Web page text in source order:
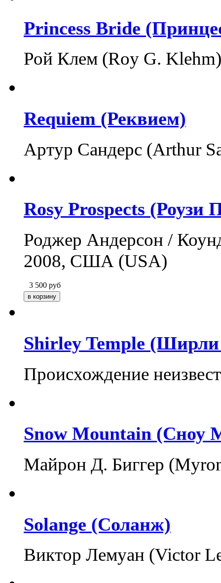
Princess Bride
Рой Клем (Roy G.
Requiem (Реквием)
Артур Сандерс (Arthur
Rosy Prospects (Роузи
Роджер Андерсон /
2008, США (USA)
3 500 руб
Shirley Temple
Происхождение
Snow Mountain (Сноу
Майрон Д. Биггер
Solange (Соланж)
Виктор Лемуан (Victor